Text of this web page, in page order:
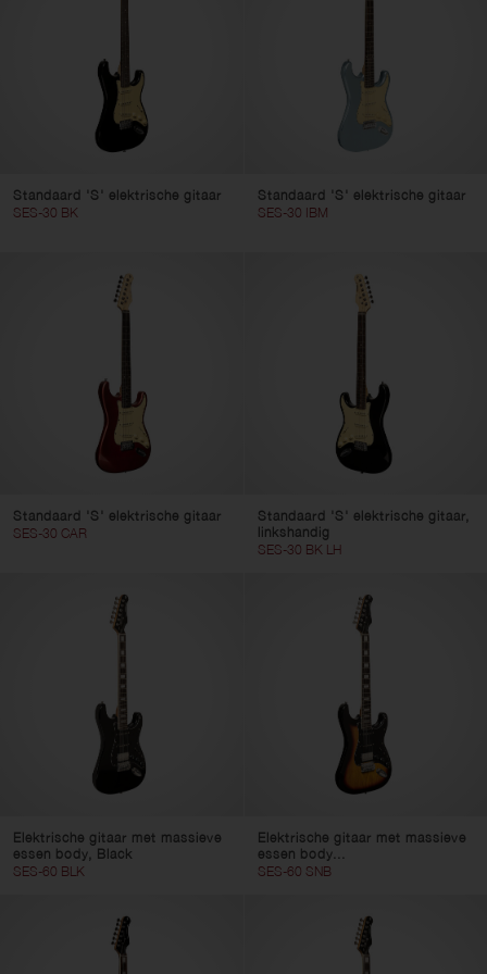
Wis filters
Standaard 'S' elektrische gitaar
SES-30 BK
Standaard 'S' elektrische gitaar
SES-30 IBM
Standaard 'S' elektrische gitaar
SES-30 CAR
Standaard 'S' elektrische gitaar,
linkshandig
SES-30 BK LH
Elektrische gitaar met massieve
essen body, Black
SES-60 BLK
Elektrische gitaar met massieve
essen body...
SES-60 SNB